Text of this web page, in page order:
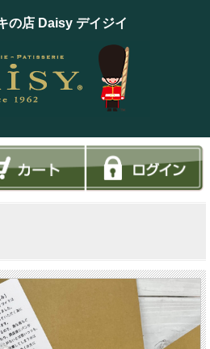
の店 Daisy デイジイ